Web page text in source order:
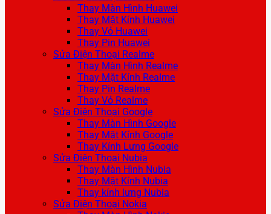
Thay Màn Hình Huawei
Thay Mặt Kính Huawei
Thay Vỏ Huawei
Thay Pin Huawei
Sửa Điện Thoại Realme
Thay Màn Hình Realme
Thay Mặt Kính Realme
Thay Pin Realme
Thay Vỏ Realme
Sửa Điện Thoại Google
Thay Màn Hình Google
Thay Mặt Kính Google
Thay Kính Lưng Google
Sửa Điện Thoại Nubia
Thay Màn Hình Nubia
Thay Mặt Kính Nubia
Thay kính lưng Nubia
Sửa Điện Thoại Nokia